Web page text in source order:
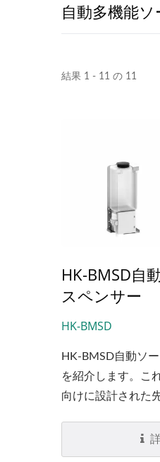
自動多機能
結果 1 - 11 の 11
HK-BMSD自
スペンサー
HK-BMSD
HK-BMSD自動ソ
を紹介します。こ
向けに設計された
ンクを備えたこの
は、石鹸の補充頻
EcoHygiene高
ヤ